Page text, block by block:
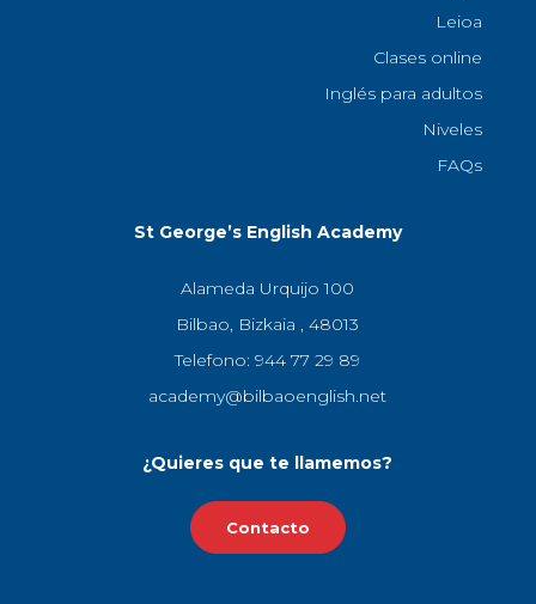
Leioa
Clases online
Inglés para adultos
Niveles
FAQs
St George’s English Academy
Alameda Urquijo 100
Bilbao, Bizkaia , 48013
Telefono: 944 77 29 89
academy@bilbaoenglish.net
¿Quieres que te llamemos?
Contacto